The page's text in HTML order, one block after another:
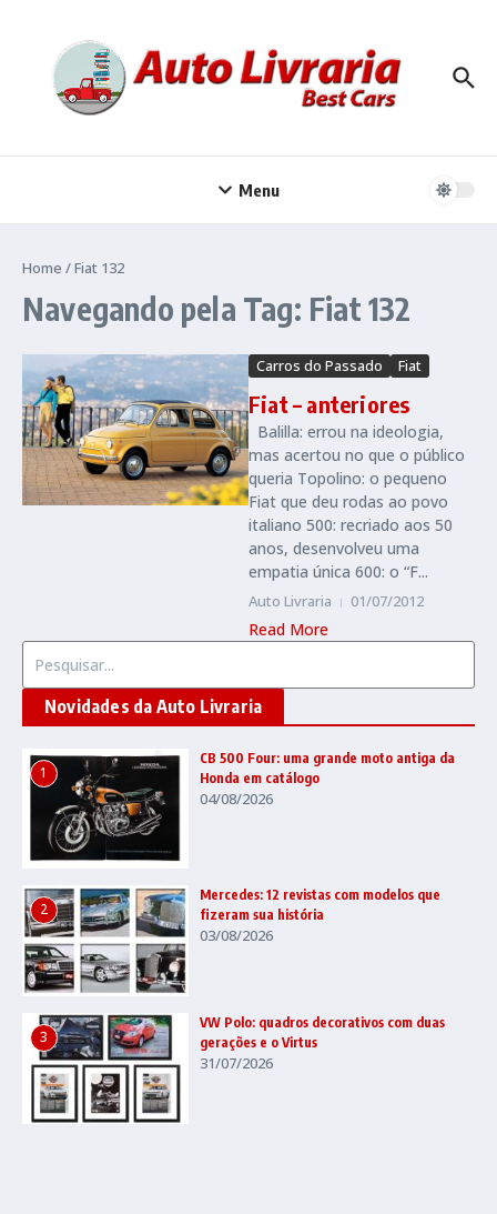
Menu
Home /Fiat 132
Navegando pela Tag: Fiat 132
Carros do Passado Fiat
Fiat – anteriores
Balilla: errou na ideologia,
mas acertou no que o público
queria Topolino: o pequeno
Fiat que deu rodas ao povo
italiano 500: recriado aos 50
anos, desenvolveu uma
empatia única 600: o “F...
Auto Livraria 01/07/2012
Read More
Novidades da Auto Livraria
1
CB 500 Four: uma grande moto antiga da
Honda em catálogo
04/08/2026
2
Mercedes: 12 revistas com modelos que
fizeram sua história
03/08/2026
3
VW Polo: quadros decorativos com duas
gerações e o Virtus
31/07/2026